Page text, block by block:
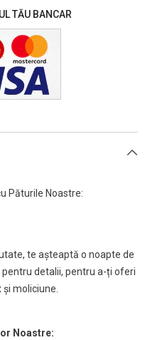
TĂU BANCAR
Păturile Noastre:
te așteaptă o noapte de
detalii, pentru a-ți oferi
moliciune.
Noastre: